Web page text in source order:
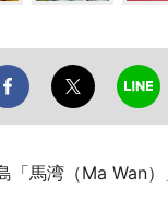
馬湾（Ma Wan